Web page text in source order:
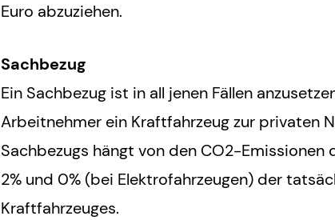
Euro abzuziehen.
Sachbezug
Ein Sachbezug ist in all jenen Fällen
Arbeitnehmer ein Kraftfahrzeug zur privaten
Sachbezugs hängt von den CO2-
2% und 0% (bei Elektrofahrzeugen) der
Kraftfahrzeuges.